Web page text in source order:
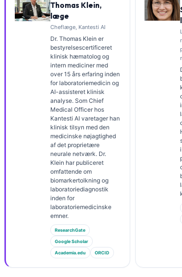
Thomas Klein,
læge
Cheflæge, Kantesti AI
Dr. Thomas Klein er
bestyrelsescertificeret
klinisk hæmatolog og
intern mediciner med
over 15 års erfaring inden
for laboratoriemedicin og
AI-assisteret klinisk
analyse. Som Chief
Medical Officer hos
Kantesti AI varetager han
klinisk tilsyn med den
medicinske nøjagtighed
af det proprietære
neurale netværk. Dr.
Klein har publiceret
omfattende om
biomarkertolkning og
laboratoriediagnostik
inden for
laboratoriemedicinske
emner.
ResearchGate
Google Scholar
Academia.edu ORCID